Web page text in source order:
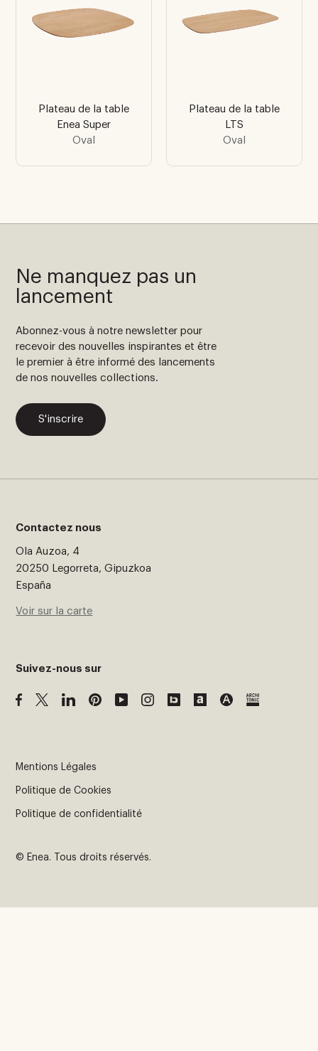
Plateau de la table
Enea Super
Oval
Plateau de la table
LTS
Oval
Ne manquez pas un
lancement
Abonnez-vous à notre newsletter pour
recevoir des nouvelles inspirantes et être
le premier à être informé des lancements
de nos nouvelles collections.
S'inscrire
Contactez nous
Ola Auzoa, 4
20250 Legorreta, Gipuzkoa
España
Voir sur la carte
Suivez-nous sur
© Enea. Tous droits réservés.
Mentions Légales
Politique de Cookies
Politique de confidentialité